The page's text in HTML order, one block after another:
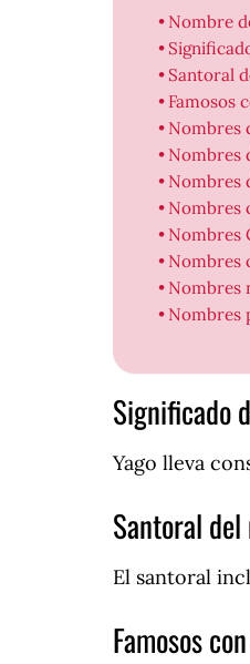
Nombre
Santoral
Famosos
Nombres
Nombres
Nombres
Nombres
Nombres
Nombres
Nombres
Nombres
Significado
Yago lleva
Santoral del
El santoral
Famosos